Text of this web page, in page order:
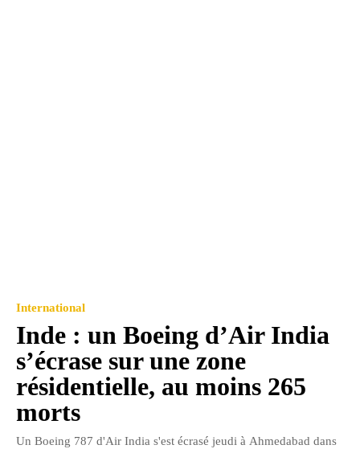
International
Inde : un Boeing d’Air India
s’écrase sur une zone
résidentielle, au moins 265
morts
Un Boeing 787 d'Air India s'est écrasé jeudi à Ahmedabad dans